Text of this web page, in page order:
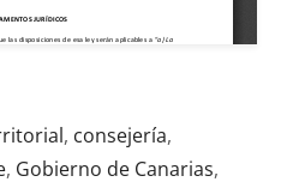
, consejería,
, Gobierno de Canarias,